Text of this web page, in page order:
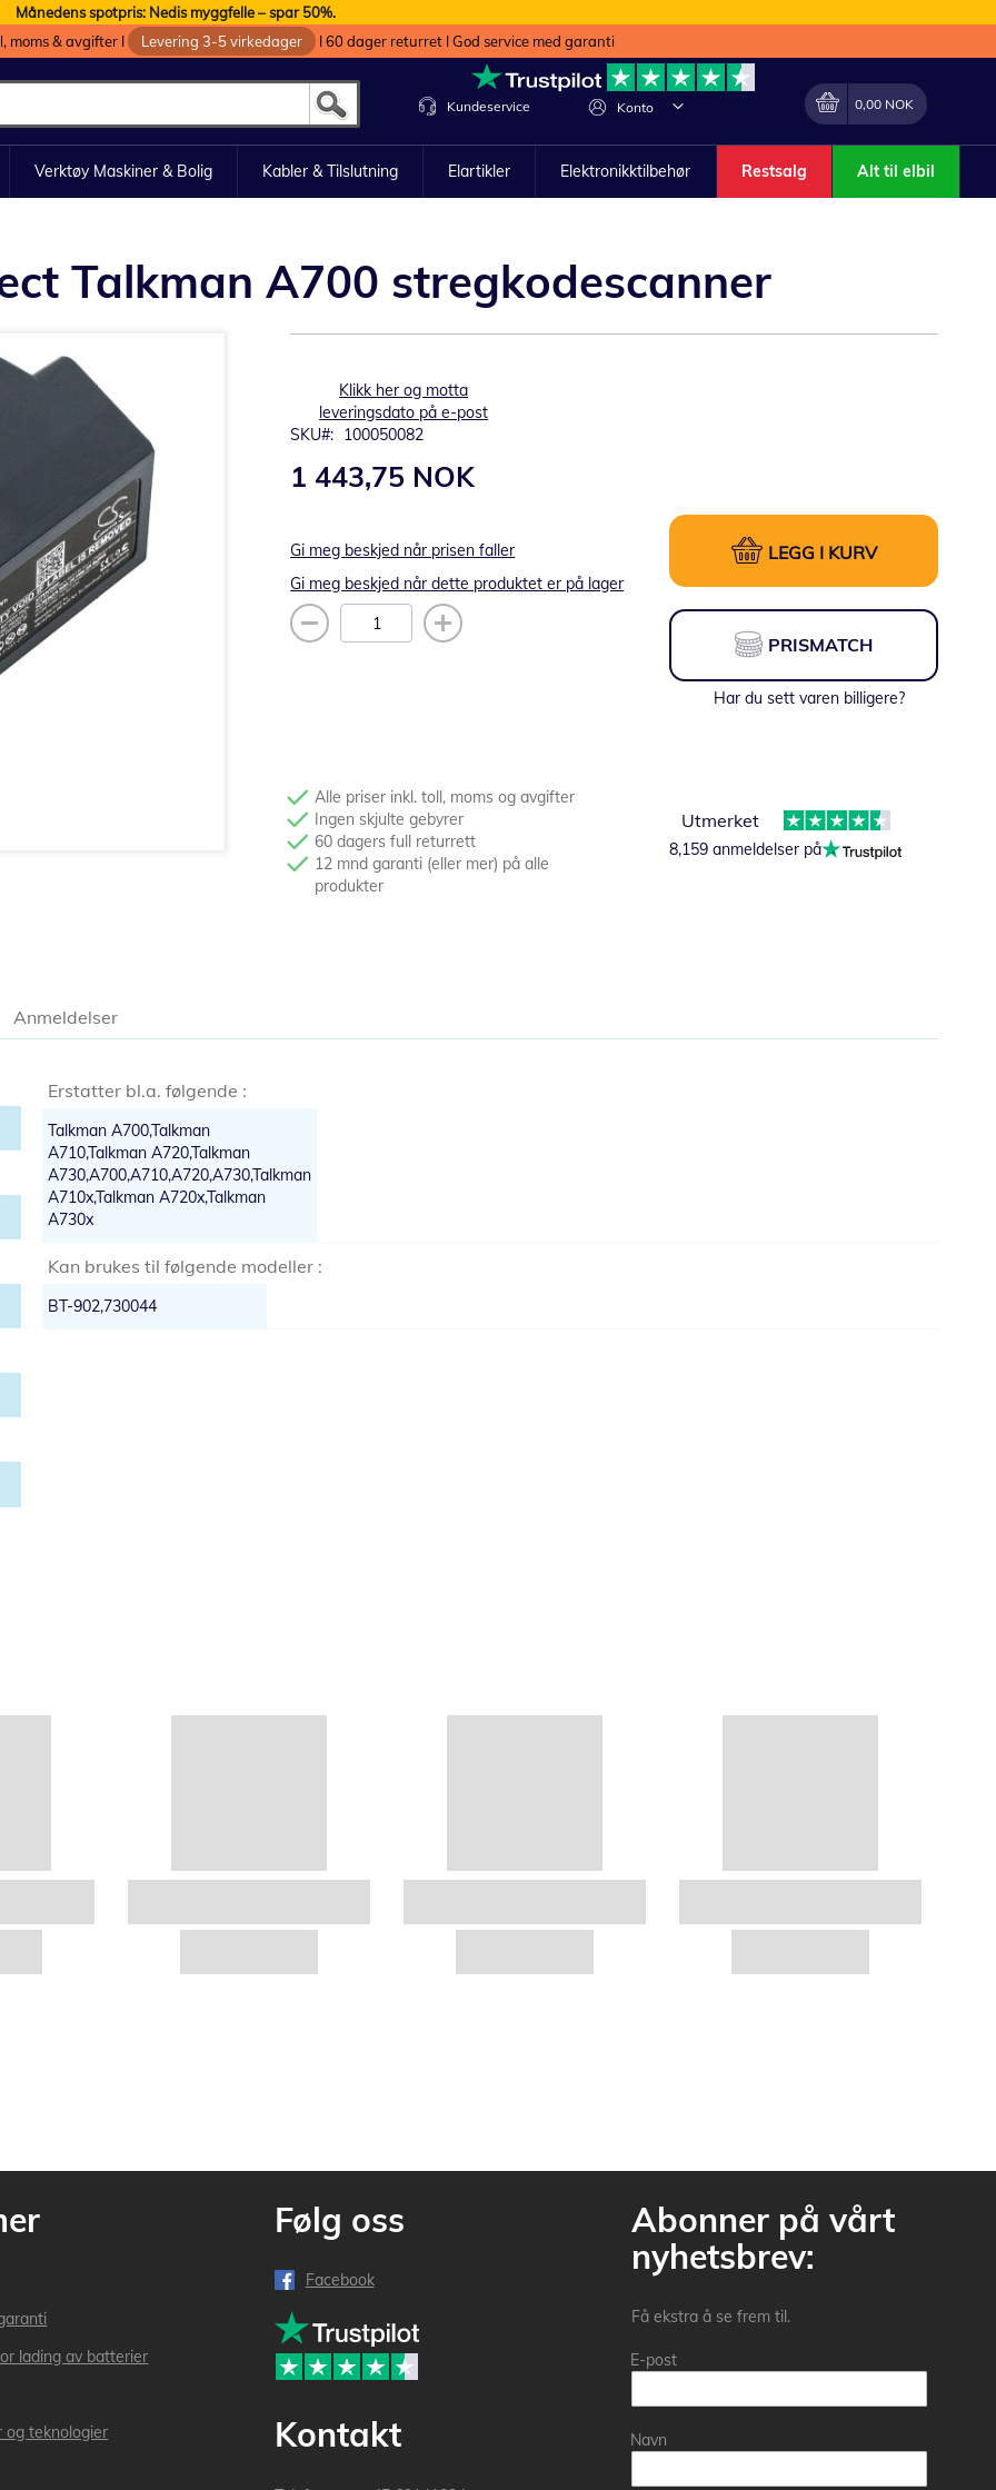
Månedens spotpris: Nedis myggfelle – spar 50%.
moms & avgifter I
Levering 3-5 virkedager I 60 dager returret I God service med garanti
Konto Endring
Min handlekurv
0,00 NOK
Kundeservice
Verktøy Maskiner & Bolig Kabler & Tilslutning Elartikler Elektronikktilbehør Restsalg Alt til elbil
Talkman A700 stregkodescanner
Klikk her og motta
leveringsdato på e-post
SKU
100050082
1 443,75 NOK
Gi meg beskjed når prisen faller
Gi meg beskjed når dette produktet er på lager
LEGG I KURV
PRISMATCH
Har du sett varen billigere?
Alle priser inkl. toll, moms og avgifter
Ingen skjulte gebyrer
60 dagers full returrett
12 mnd garanti (eller mer) på alle
produkter
Utmerket
8,159 anmeldelser på
Erstatter bl.a. følgende :
Talkman A700,Talkman
A710,Talkman A720,Talkman
A730,A700,A710,A720,A730,Talkman
A710x,Talkman A720x,Talkman
A730x
Kan brukes til følgende modeller :
BT-902,730044
Anmeldelser
lading av batterier
og teknologier
Følg oss
Facebook
Kontakt
Abonner på vårt
nyhetsbrev:
Få ekstra å se frem til.
E-post
Navn